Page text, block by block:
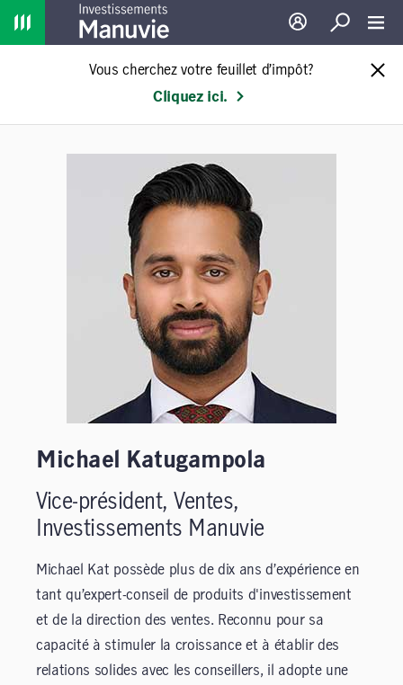
Home
Ouverture de
Recherche
Vous cherchez votre feuillet d’impôt?
Cliquez ici.
Michael Katugampola
Vice-président, Ventes,
Investissements Manuvie
Michael Kat possède plus de dix ans d’expérience en
tant qu’expert-conseil de produits d'investissement
et de la direction des ventes. Reconnu pour sa
capacité à stimuler la croissance et à établir des
relations solides avec les conseillers, il adopte une